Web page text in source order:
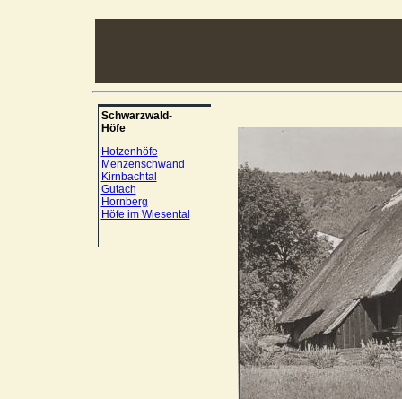
Schwarzwald-
Höfe
Hotzenhöfe
Menzenschwand
Kirnbachtal
Gutach
Hornberg
Höfe im Wiesental